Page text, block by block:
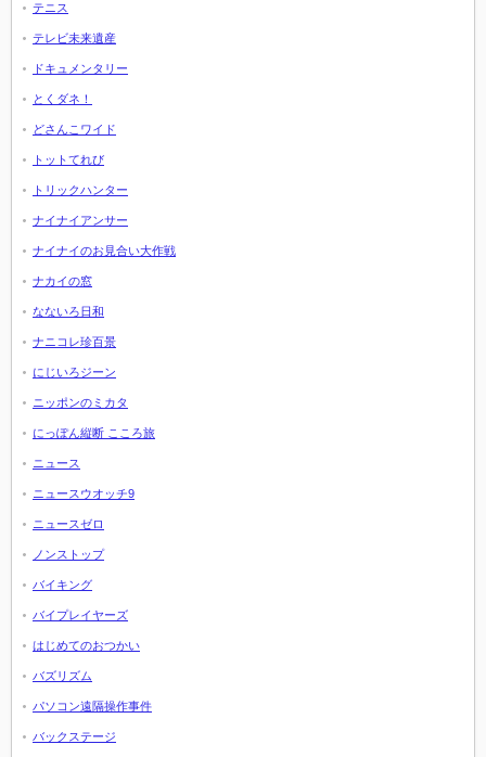
テニス
テレビ未来遺産
ドキュメンタリー
とくダネ！
どさんこワイド
トットてれび
トリックハンター
ナイナイアンサー
ナイナイのお見合い大作戦
ナカイの窓
なないろ日和
ナニコレ珍百景
にじいろジーン
ニッポンのミカタ
にっぽん縦断 こころ旅
ニュース
ニュースウオッチ9
ニュースゼロ
ノンストップ
バイキング
バイプレイヤーズ
はじめてのおつかい
バズリズム
パソコン遠隔操作事件
バックステージ